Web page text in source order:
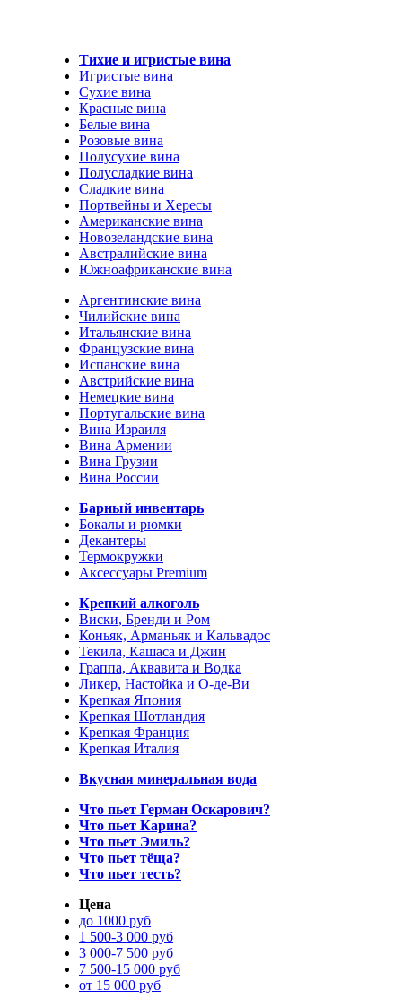
Тихие и игристые вина
Игристые вина
Сухие вина
Красные вина
Белые вина
Розовые вина
Полусухие вина
Полусладкие вина
Сладкие вина
Портвейны и Хересы
Американские вина
Новозеландские вина
Австралийские вина
Южноафриканские вина
Аргентинские вина
Чилийские вина
Итальянские вина
Французские вина
Испанские вина
Австрийские вина
Немецкие вина
Португальские вина
Вина Израиля
Вина Армении
Вина Грузии
Вина России
Барный инвентарь
Бокалы и рюмки
Декантеры
Термокружки
Аксессуары Premium
Крепкий алкоголь
Виски, Бренди и Ром
Коньяк, Арманьяк и Кальвадос
Текила, Кашаса и Джин
Граппа, Аквавита и Водка
Ликер, Настойка и О-де-Ви
Крепкая Япония
Крепкая Шотландия
Крепкая Франция
Крепкая Италия
Вкусная минеральная вода
Что пьет Герман Оскарович?
Что пьет Карина?
Что пьет Эмиль?
Что пьет тёща?
Что пьет тесть?
Цена
до 1000 руб
1 500-3 000 руб
3 000-7 500 руб
7 500-15 000 руб
от 15 000 руб